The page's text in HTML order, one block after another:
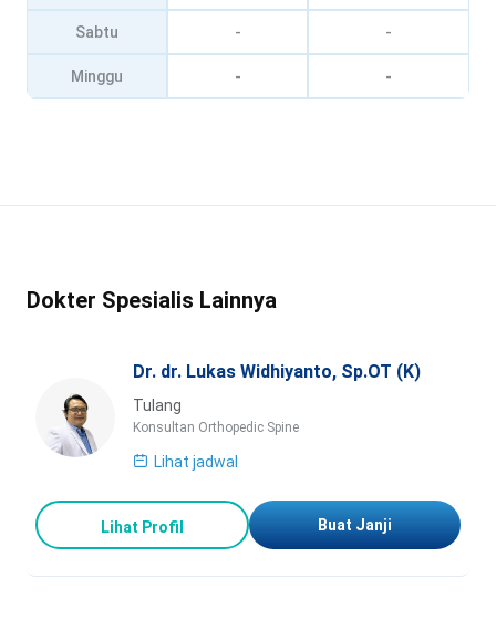
Sabtu - -
Minggu - -
Dokter Spesialis Lainnya
Dr. dr. Lukas Widhiyanto, Sp.OT (K)
Tulang
Konsultan Orthopedic Spine
Lihat jadwal
Lihat Profil Buat Janji